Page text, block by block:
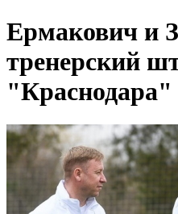
Ермакович и
тренерский
"Краснодара"